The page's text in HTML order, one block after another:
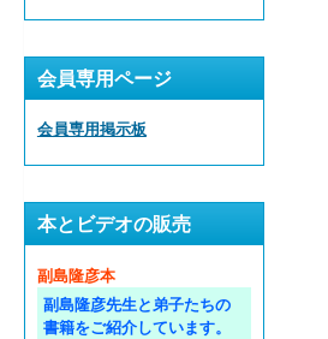
会員専用ページ
会員専用掲示板
本とビデオの販売
副島隆彦本
副島隆彦先生と弟子たちの
書籍をご紹介しています。